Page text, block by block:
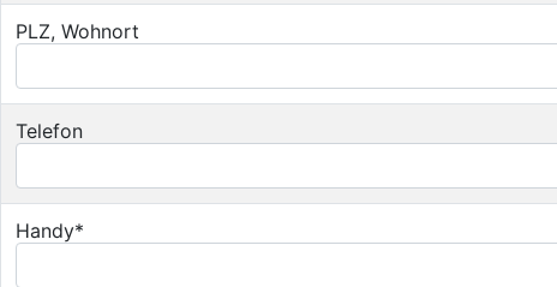
PLZ, Wohnort
Telefon
Handy*